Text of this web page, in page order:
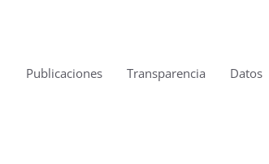
Publicaciones Transparencia Datos